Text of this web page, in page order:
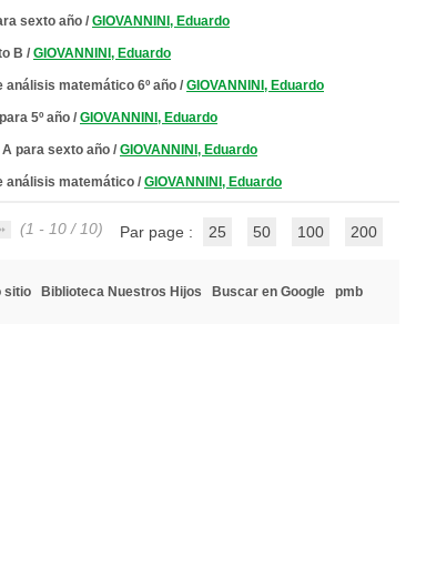
sexto año / GIOVANNINI, Eduardo
B / GIOVANNINI, Eduardo
análisis matemático 6º año / GIOVANNINI, Eduardo
5º año / GIOVANNINI, Eduardo
para sexto año / GIOVANNINI, Eduardo
análisis matemático / GIOVANNINI, Eduardo
(1 - 10 / 10) Par page : 25 50 100 200
sitio Biblioteca Nuestros Hijos Buscar en Google pmb